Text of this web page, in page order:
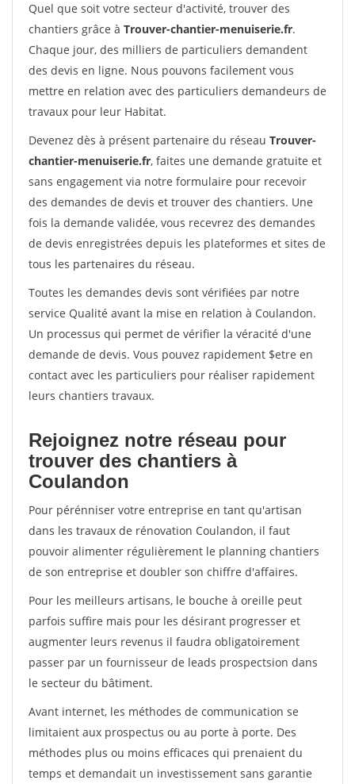
Quel que soit votre secteur d'activité, trouver des
chantiers grâce à Trouver-chantier-menuiserie.fr.
Chaque jour, des milliers de particuliers demandent
des devis en ligne. Nous pouvons facilement vous
mettre en relation avec des particuliers demandeurs de
travaux pour leur Habitat.
Devenez dès à présent partenaire du réseau Trouver-
chantier-menuiserie.fr, faites une demande gratuite et
sans engagement via notre formulaire pour recevoir
des demandes de devis et trouver des chantiers. Une
fois la demande validée, vous recevrez des demandes
de devis enregistrées depuis les plateformes et sites de
tous les partenaires du réseau.
Toutes les demandes devis sont vérifiées par notre
service Qualité avant la mise en relation à Coulandon.
Un processus qui permet de vérifier la véracité d'une
demande de devis. Vous pouvez rapidement $etre en
contact avec les particuliers pour réaliser rapidement
leurs chantiers travaux.
Rejoignez notre réseau pour
trouver des chantiers à
Coulandon
Pour pérénniser votre entreprise en tant qu'artisan
dans les travaux de rénovation Coulandon, il faut
pouvoir alimenter régulièrement le planning chantiers
de son entreprise et doubler son chiffre d'affaires.
Pour les meilleurs artisans, le bouche à oreille peut
parfois suffire mais pour les désirant progresser et
augmenter leurs revenus il faudra obligatoirement
passer par un fournisseur de leads prospectsion dans
le secteur du bâtiment.
Avant internet, les méthodes de communication se
limitaient aux prospectus ou au porte à porte. Des
méthodes plus ou moins efficaces qui prenaient du
temps et demandait un investissement sans garantie